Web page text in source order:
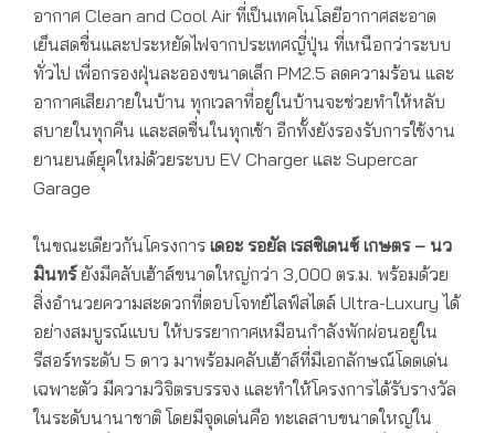
อากาศ Clean and Cool Air ที่เป็นเทคโนโลยีอากาศสะอาด
เย็นสดชื่นและประหยัดไฟจากประเทศญี่ปุ่น ที่เหนือกว่าระบบ
ทั่วไป เพื่อกรองฝุ่นละอองขนาดเล็ก PM2.5 ลดความร้อน และ
อากาศเสียภายในบ้าน ทุกเวลาที่อยู่ในบ้านจะช่วยทำให้หลับ
สบายในทุกคืน และสดชื่นในทุกเช้า อีกทั้งยังรองรับการใช้งาน
ยานยนต์ยุคใหม่ด้วยระบบ EV Charger และ Supercar
Garage
ในขณะเดียวกันโครงการ เดอะ รอยัล เรสซิเดนซ์ เกษตร – นว
มินทร์ยังมีคลับเฮ้าส์ขนาดใหญ่กว่า 3,000 ตร.ม. พร้อมด้วย
สิ่งอำนวยความสะดวกที่ตอบโจทย์ไลฟ์สไตล์ Ultra-Luxury ได้
อย่างสมบูรณ์แบบ ให้บรรยากาศเหมือนกำลังพักผ่อนอยู่ใน
รีสอร์ทระดับ 5 ดาว มาพร้อมคลับเฮ้าส์ที่มีเอกลักษณ์โดดเด่น
เฉพาะตัว มีความวิจิตรบรรจง และทำให้โครงการได้รับรางวัล
ในระดับนานาชาติ โดยมีจุดเด่นคือ ทะเลสาบขนาดใหญ่ใน